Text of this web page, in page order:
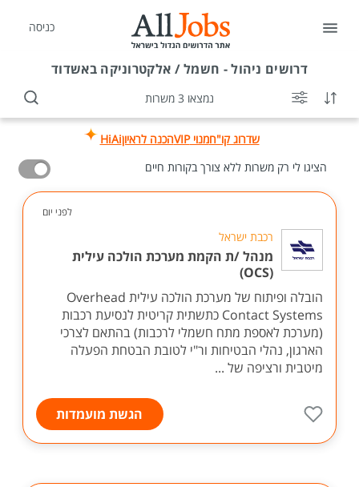
כניסה
דרושים ניהול - חשמל / אלקטרוניקה באשדוד
נמצאו 3 משרות
שדרוג קו"חמנוי VIP הכנה לראיוןHiAi
הציגו לי רק משרות ללא צורך בקורות חיים
לפני יום
רכבת ישראל
מנהל /ת הקמת מערכת הולכה עילית
(OCS)
הובלה ופיתוח של מערכת הולכה עילית Overhead
Contact Systems כתשתית קריטית לנסיעת רכבות
(מערכת לאספת מתח חשמלי לרכבות) בהתאם לצרכי
הארגון, נהלי הבטיחות ור"י לטובת הבטחת הפעלה
מיטבית ורציפה של ...
הגשת מועמדות